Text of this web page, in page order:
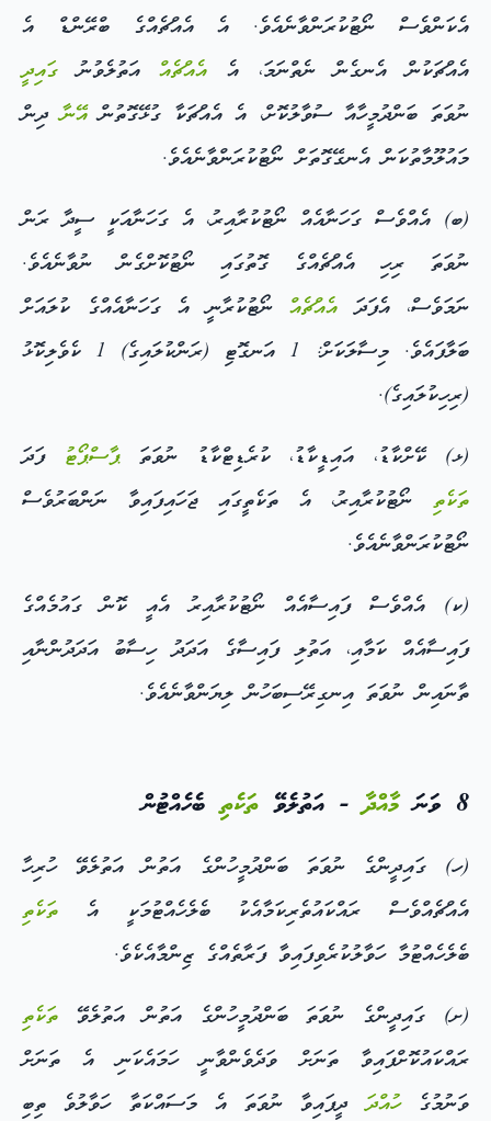
އެކަންވެސް ނޯޓުކުރަންވާނެއެވެ. އެ އެއްޗެއްގެ ބްރޭންޑް އެ
އެއްޗަކުން އެނގެން ނެތްނަމަ، އެ އެއްޗެއްއަތުލެވުނު ގައިދީ
ނުވަތަ ބަންދުމީހާއާ ސުވާލުކޮށް، އެ އެއްޗަކާ ގުޅޭގޮތުންއޭނާދިން
މައުލޫމާތުކަން އެނގޭގޮތަށް ނޯޓުކުރަންވާނެއެވެ.
(ބ) އެއްވެސް ގަހަނާއެއް ނޯޓުކުރާއިރު، އެ ގަހަނާއަކީ ސީދާ ރަން
ނުވަތަ ރިހި އެއްޗެއްގެ ގޮތުގައި ނޯޓުކޮށްގެން ނުވާނެއެވެ.
ނަމަވެސް، އެފަދަ އެއްޗެއް ނޯޓުކުރާނީ އެ ގަހަނާއެއްގެ ކުލައަށް
ބަލާފައެވެ. މިސާލަކަށް: 1 އަނގޮޓި (ރަންކުލައިގެ) 1 ކެވެލިކޮޅު
(ރިހިކުލައިގެ).
(ޅ) ކޭށްކާޑު، އައިޑީކާޑު، ކުރެޑިޓްކާޑު ނުވަތަޕާސްޕޯޓު ފަދަ
ތަކެތި ނޯޓުކުރާއިރު، އެ ތަކެތީގައި ޖަހައިފައިވާ ނަންބަރުވެސް
ނޯޓުކުރަންވާނެއެވެ.
(ކ) އެއްވެސް ފައިސާއެއް ނޯޓުކުރާއިރު އެއީ ކޮން ގައުމެއްގެ
ފައިސާއެއް ކަމާއި، އަތުލި ފައިސާގެ އަދަދު ހިސާބު އަދަދުންނާއި
ތާނައިން ނުވަތަ އިނގިރޭސިބަހުން ލިޔަންވާނެއެވެ.
8 ވަނަ މާއްދާ- އަތުލެވޭ ތަކެތިބެހެއްޓުން
(ހ) ގައިދީންގެ ނުވަތަ ބަންދުމީހުންގެ އަތުން އަތުލެވޭ ހުރިހާ
އެއްޗެއްވެސް ރައްކައުތެރިކަމާއެކު ބެލެހެއްޓުމަކީ އެ ތަކެތި
ބެލެހެއްޓުމާ ހަވާލުކުރެވިފައިވާ ފަރާތެއްގެ ޒިންމާއެކެވެ.
(ށ) ގައިދީންގެ ނުވަތަ ބަންދުމީހުންގެ އަތުން އަތުލެވޭ ތަކެތި
ރައްކައުކޮށްފައިވާ ތަނަށް ވަދެވެންވާނީ ހަމައެކަނި އެ ތަނަށް
ވަނުމުގެހުއްދަދީފައިވާ ނުވަތަ އެ މަސައްކަތާ ހަވާލުވެ ތިބި